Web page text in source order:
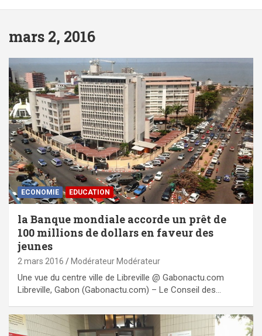
mars 2, 2016
ECONOMIE EDUCATION
la Banque mondiale accorde un prêt de
100 millions de dollars en faveur des
jeunes
2 mars 2016 Modérateur Modérateur
Une vue du centre ville de Libreville @ Gabonactu.com
Libreville, Gabon (Gabonactu.com) – Le Conseil des…